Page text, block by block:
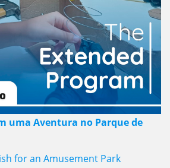
uma Aventura no Parque de
for an Amusement Park